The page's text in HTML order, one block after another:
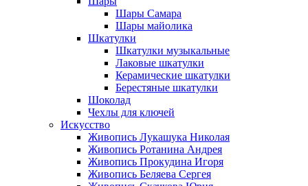
Шары Самара
Шары майолика
Шкатулки
Шкатулки музыкальные
Лаковые шкатулки
Керамические шкатулки
Берестяные шкатулки
Шоколад
Чехлы для ключей
Искусство
Живопись Лукашука Николая
Живопись Ротанина Андрея
Живопись Прокудина Игоря
Живопись Беляева Сергея